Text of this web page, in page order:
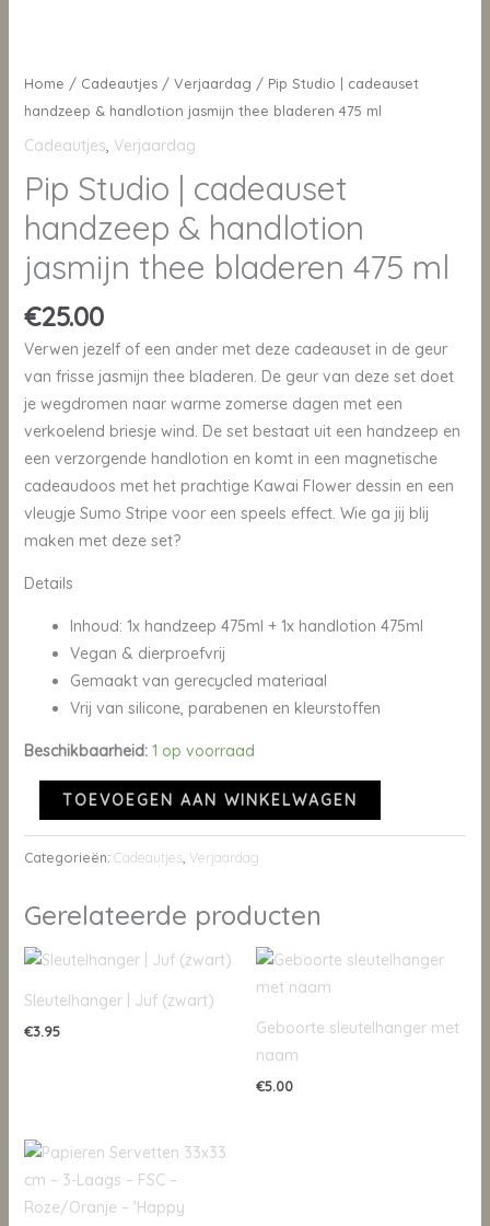
Home / Cadeautjes/ Verjaardag / Pip Studio | cadeauset
handzeep & handlotion jasmijn thee bladeren 475 ml
Cadeautjes, Verjaardag
Pip Studio | cadeauset
handzeep & handlotion
jasmijn thee bladeren 475 ml
€25.00
Verwen jezelf of een ander met deze cadeauset in de geur
van frisse jasmijn thee bladeren. De geur van deze set doet
je wegdromen naar warme zomerse dagen met een
verkoelend briesje wind. De set bestaat uit een handzeep en
een verzorgende handlotion en komt in een magnetische
cadeaudoos met het prachtige Kawai Flower dessin en een
vleugje Sumo Stripe voor een speels effect. Wie ga jij blij
maken met deze set?
Details
Inhoud: 1x handzeep 475ml + 1x handlotion 475ml
Vegan & dierproefvrij
Gemaakt van gerecycled materiaal
Vrij van silicone, parabenen en kleurstoffen
Beschikbaarheid: 1 op voorraad
TOEVOEGEN AAN WINKELWAGEN
Categorieën: Cadeautjes, Verjaardag
Gerelateerde producten
Sleutelhanger | Juf (zwart)
€3.95
Geboorte sleutelhanger met
naam
€5.00